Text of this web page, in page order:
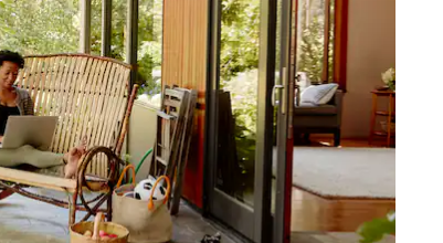
arriba y hacia abajo o explora con el tacto o desliza el dedo.